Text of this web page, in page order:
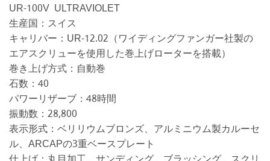
UR-100V ULTRAVIOLET
生産国：スイス
キャリバー：UR-12.02（ワイディングファンガー社製の
エアスクリューを使用した巻上げローターを搭載）
巻き上げ方式：自動巻
石数：40
パワーリザーブ：48時間
振動数：28,800
表示形式：ベリリウムブロンズ、アルミニウム製カルーセ
ル、ARCAPの3重ベースプレート